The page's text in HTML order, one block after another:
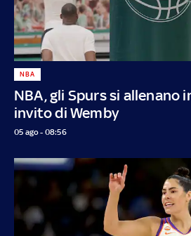
NBA, gli Spurs si allenano
invito di Wemby
NBA
05 ago - 08:56